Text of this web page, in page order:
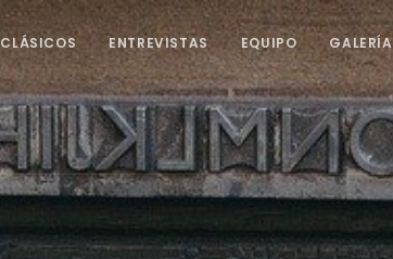
CLÁSICOS ENTREVISTAS EQUIPO GALERÍA